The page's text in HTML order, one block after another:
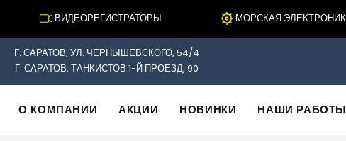
ВИДЕОРЕГИСТРАТОРЫ МОРСКАЯ ЭЛЕКТРОНИКА
Г. САРАТОВ, УЛ. ЧЕРНЫШЕВСКОГО, 54/4
Г. САРАТОВ, ТАНКИСТОВ 1-Й ПРОЕЗД, 90
О КОМПАНИИ АКЦИИ НОВИНКИ НАШИ РАБОТЫ